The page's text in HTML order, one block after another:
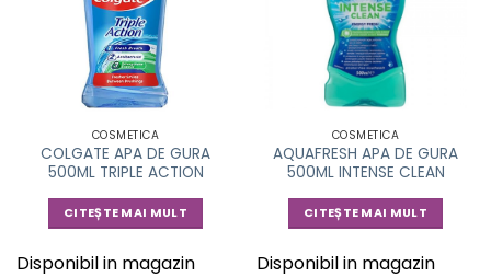
COSMETICA
COLGATE APA DE GURA
500ML TRIPLE ACTION
CITEȘTE MAI MULT
Disponibil in magazin
COSMETICA
AQUAFRESH APA DE GURA
500ML INTENSE CLEAN
CITEȘTE MAI MULT
Disponibil in magazin